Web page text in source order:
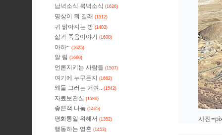
사진
남녁소식 북녁소식 (1626)
명상이 뭐 길래 (1512)
귀 맑아지는 방 (1403)
삶과 죽음이야기 (1600)
아하~ (1625)
알 림 (1660)
언론지키는 사람들 (1507)
여기에 누구든지 (1662)
왜들 그러는 거여.. (1542)
자료보관실 (1586)
좋은책 나눔 (1465)
평화통일 위해서 (1352)
행동하는 영혼 (1453)